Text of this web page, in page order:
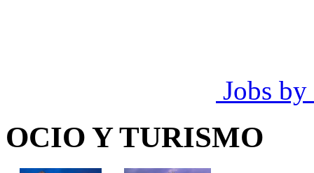
Jobs by
OCIO Y TURISMO